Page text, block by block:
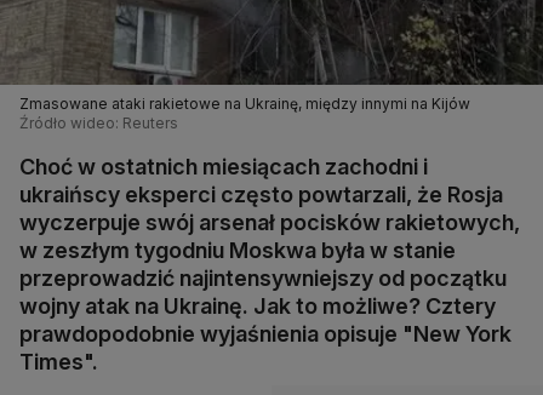
Zmasowane ataki rakietowe na Ukrainę, między innymi na Kijów
Źródło wideo: Reuters
Choć w ostatnich miesiącach zachodni i
ukraińscy eksperci często powtarzali, że Rosja
wyczerpuje swój arsenał pocisków rakietowych,
w zeszłym tygodniu Moskwa była w stanie
przeprowadzić najintensywniejszy od początku
wojny atak na Ukrainę. Jak to możliwe? Cztery
prawdopodobnie wyjaśnienia opisuje "New York
Times".